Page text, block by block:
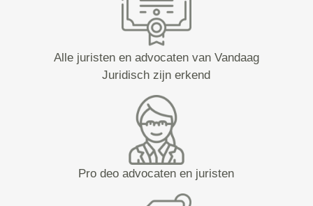
Alle juristen en advocaten van Vandaag
Juridisch zijn erkend
Pro deo advocaten en juristen